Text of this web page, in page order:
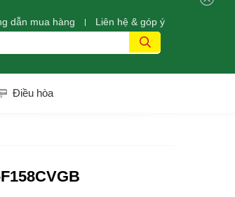
dẫn mua hàng Liên hệ & góp ý
Điều hòa